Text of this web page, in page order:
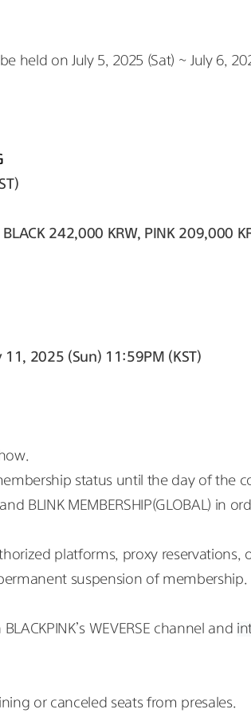
held on July 5, 2025 (Sat) ~ July 6,
242,000 KRW, PINK 209,000
11, 2025 (Sun) 11:59PM (KST)
status until the day of the
BLINK MEMBERSHIP(GLOBAL) in
platforms, proxy reservations,
suspension of membership.
WEVERSE channel and
or canceled seats from presales.